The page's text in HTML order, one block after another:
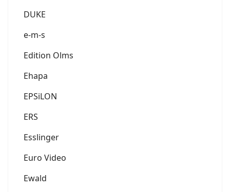
DUKE
e-m-s
Edition Olms
Ehapa
EPSiLON
ERS
Esslinger
Euro Video
Ewald